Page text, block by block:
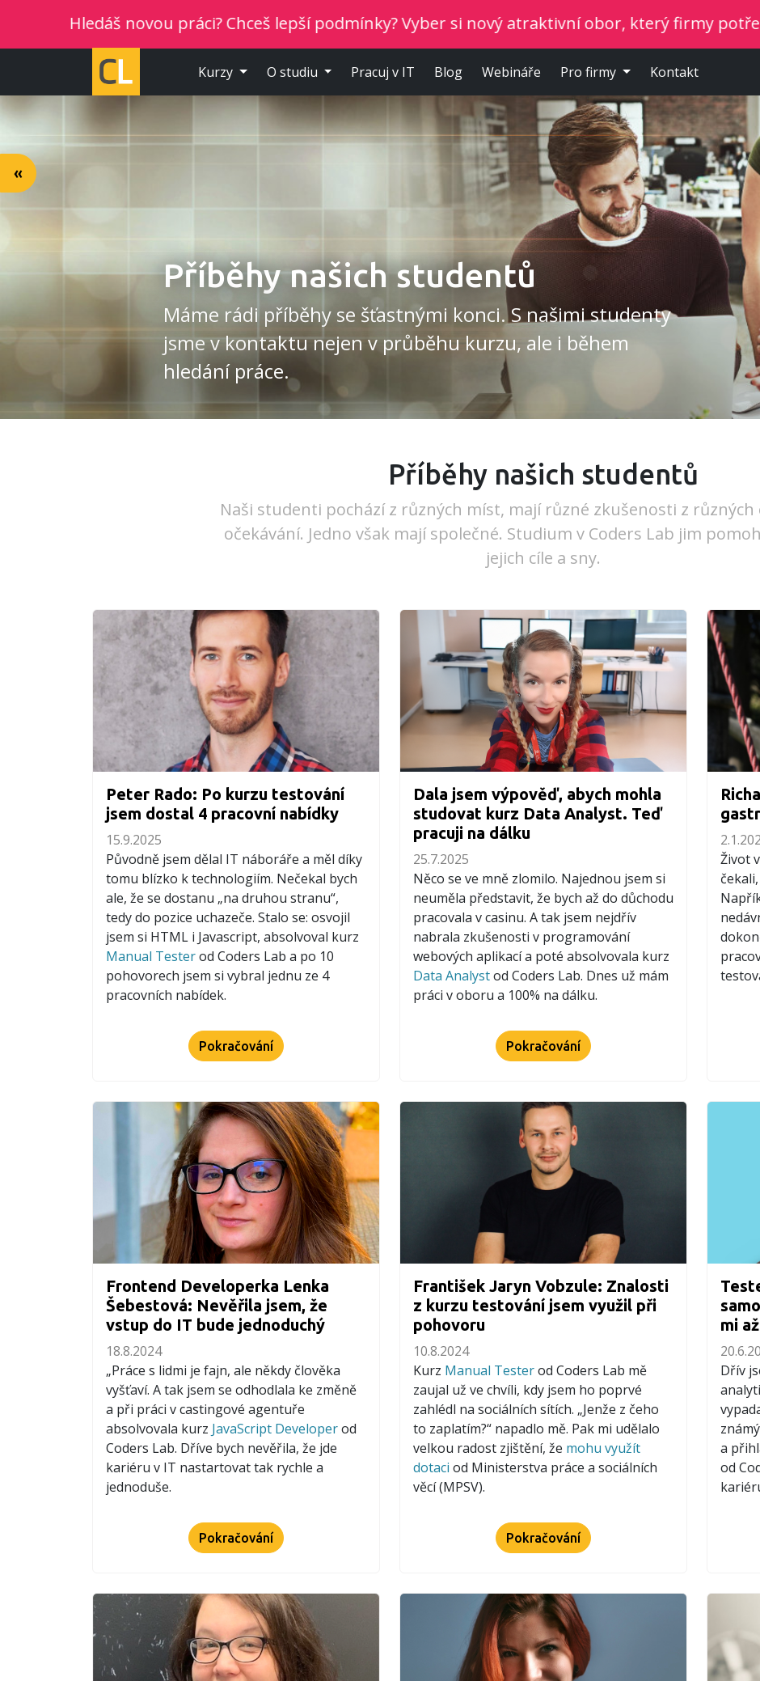
novou práci? Chceš lepší podmínky? Vyber si nový atraktivní obor, který firmy potřebují. Nezávazná
Kurzy O studiu Pracuj v IT Blog Webináře Pro firmy Kontakt
«
Příběhy našich studentů
Máme rádi příběhy se šťastnými konci. S našimi studenty
jsme v kontaktu nejen v průběhu kurzu, ale i během
hledání práce.
Příběhy našich studentů
Naši studenti pochází z různých míst, mají různé zkušenosti z
očekávání. Jedno však mají společné. Studium v Coders Lab jim
jejich cíle a sny.
Peter Rado: Po kurzu testování
jsem dostal 4 pracovní nabídky
15.9.2025
Původně jsem dělal IT náboráře a měl díky
tomu blízko k technologiím. Nečekal bych
ale, že se dostanu „na druhou stranu“,
tedy do pozice uchazeče. Stalo se: osvojil
jsem si HTML i Javascript, absolvoval kurz
Manual Testerod Coders Lab a po 10
pohovorech jsem si vybral jednu ze 4
pracovních nabídek.
Pokračování
Dala jsem výpověď, abych mohla
studovat kurz Data Analyst. Teď
pracuji na dálku
25.7.2025
Něco se ve mně zlomilo. Najednou jsem si
neuměla představit, že bych až do důchodu
pracovala v casinu. A tak jsem nejdřív
nabrala zkušenosti v programování
webových aplikací a poté absolvovala kurz
Data Analystod Coders Lab. Dnes už mám
práci v oboru a 100% na dálku.
Pokračování
Život
Frontend Developerka Lenka
Šebestová: Nevěřila jsem, že
vstup do IT bude jednoduchý
18.8.2024
„Práce s lidmi je fajn, ale někdy člověka
vyšťaví. A tak jsem se odhodlala ke změně
a při práci v castingové agentuře
absolvovala kurz JavaScript Developerod
Coders Lab. Dříve bych nevěřila, že jde
kariéru v IT nastartovat tak rychle a
jednoduše.
Pokračování
František Jaryn Vobzule: Znalosti
z kurzu testování jsem využil při
pohovoru
10.8.2024
Kurz Manual Testerod Coders Lab mě
zaujal už ve chvíli, kdy jsem ho poprvé
zahlédl na sociálních sítích. „Jenže z čeho
to zaplatím?“ napadlo mě. Pak mi udělalo
velkou radost zjištění, že mohu využít
dotaci od Ministerstva práce a sociálních
věcí (MPSV).
Pokračování
mi
Dřív
a
od